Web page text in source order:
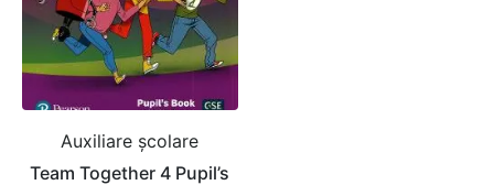
Auxiliare şcolare
Team Together 4 Pupil’s